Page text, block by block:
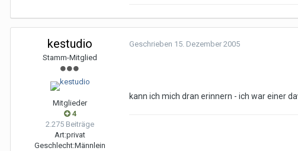
kestudio
Stamm-Mitglied
Mitglieder
4
2.275 Beiträge
Art:privat
Geschlecht:Männlein
Geschrieben 15. Dezember 2005
kann ich mich dran erinnern - ich war einer